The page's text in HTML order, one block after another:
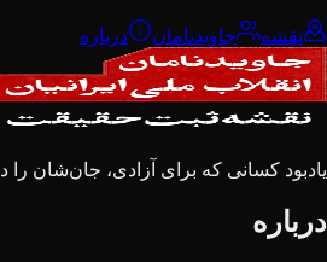
نقشه جاویدنامان درباره
یادبود کسانی که برای آزادی، جان‌شان را
درباره